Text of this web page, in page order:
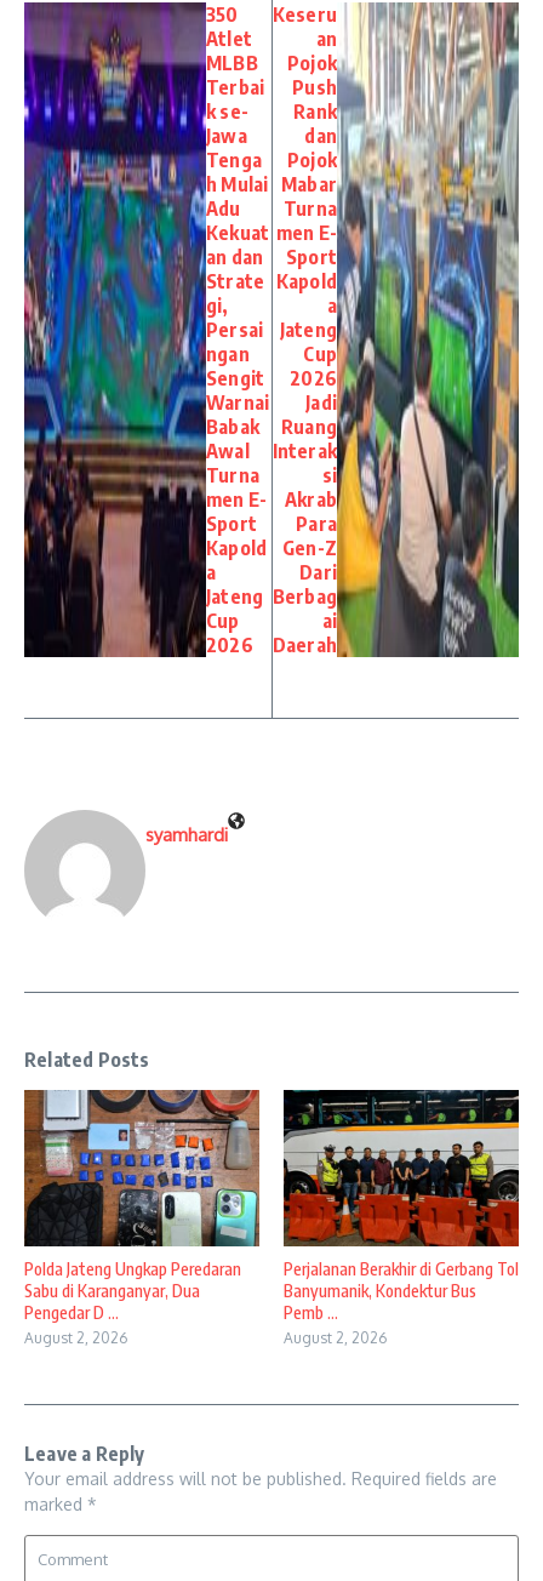
350
Atlet
MLBB
Terbai
k se-
Jawa
Tenga
h Mulai
Adu
Kekuat
an dan
Strate
gi,
Persai
ngan
Sengit
Warnai
Babak
Awal
Turna
men E-
Sport
Kapold
a
Jateng
Cup
2026
Keseru
an
Pojok
Push
Rank
dan
Pojok
Mabar
Turna
men E-
Sport
Kapold
a
Jateng
Cup
2026
Jadi
Ruang
Interak
si
Akrab
Para
Gen-Z
Dari
Berbag
ai
Daerah
syamhardi
Related Posts
Polda Jateng Ungkap Peredaran
Sabu di Karanganyar, Dua
Pengedar D ...
August 2, 2026
Perjalanan Berakhir di Gerbang Tol
Banyumanik, Kondektur Bus
Pemb ...
August 2, 2026
Leave a Reply
Your email address will not be published. Required fields are
marked *